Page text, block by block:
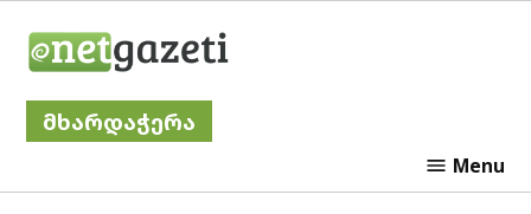
მხარდაჭერა
Menu